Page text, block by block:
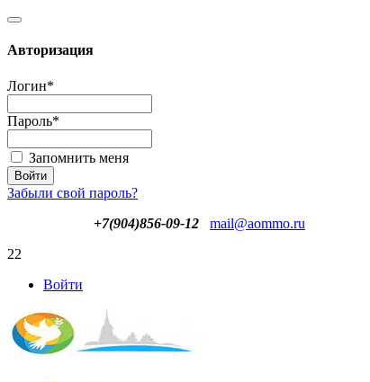
Авторизация
Логин*
Пароль*
Запомнить меня
Забыли свой пароль?
+7(904)856-09-12
mail@aommo.ru
22
Войти